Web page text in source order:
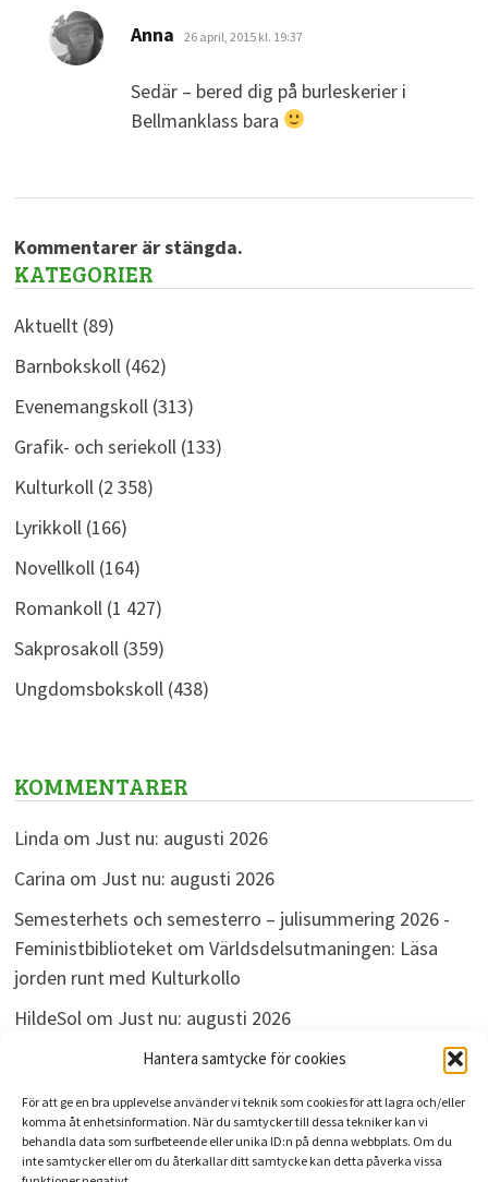
Hantera samtycke för cookies
För att ge en bra upplevelse använder vi teknik som cookies för att lagra och/eller
komma åt enhetsinformation. När du samtycker till dessa tekniker kan vi
behandla data som surfbeteende eller unika ID:n på denna webbplats. Om du
inte samtycker eller om du återkallar ditt samtycke kan detta påverka vissa
Anna skriver:
26 april, 2015 kl. 19:37
Sedär – bered dig på burleskerier i
Bellmanklass bara
Kommentarer är stängda.
KATEGORIER
Aktuellt(89)
Barnbokskoll(462)
Evenemangskoll(313)
Grafik- och seriekoll(133)
Kulturkoll(2 358)
Lyrikkoll(166)
Novellkoll(164)
Romankoll(1 427)
Sakprosakoll(359)
Ungdomsbokskoll(438)
KOMMENTARER
Linda om Just nu: augusti 2026
Carina om Just nu: augusti 2026
Semesterhets och semesterro – julisummering 2026 -
Feministbiblioteketom Världsdelsutmaningen: Läsa
jorden runt med Kulturkollo
HildeSolom Just nu: augusti 2026
omJust nu: augusti 2026
ARKIV